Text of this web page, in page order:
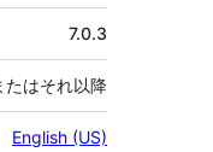
7.0.3
はそれ以降
English (US)